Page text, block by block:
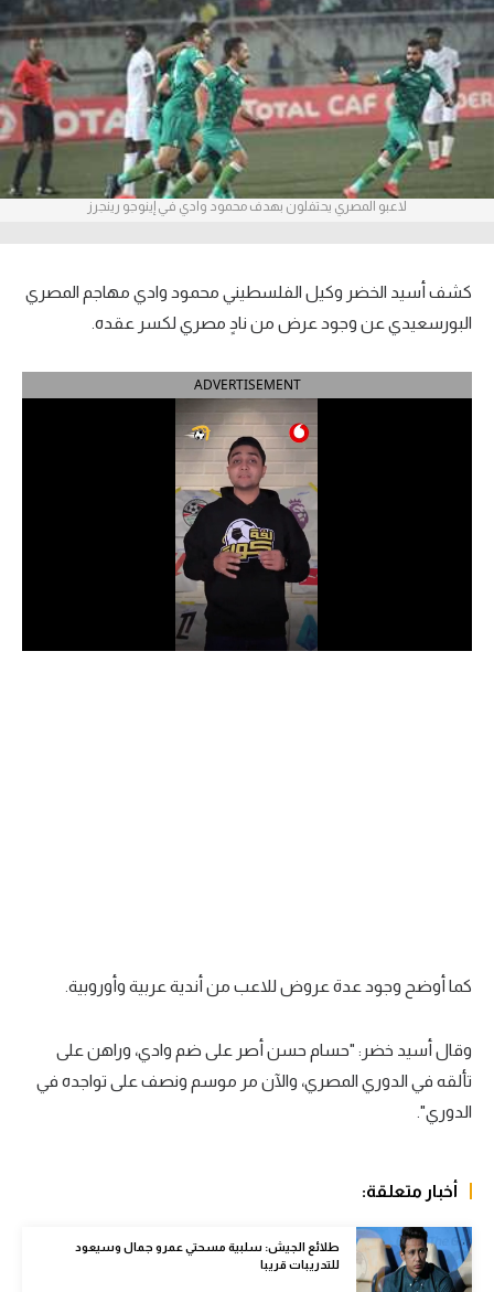
آراء حرة
ركن الألعاب
بطولات
أمريكا 2026
الدوري الإنجليزي الممتاز
الدوري الإسباني
الدوري السعودي للمحترفين
منتخب مصر
الدوري الإنجليزي
الدوري الإسباني
القسم الثاني
رياضات أخرى
أمم إفريقيا
لاعبو المصري يحتفلون بهدف محمود وادي في إينوجو رينجرز
كشف أسيد الخضر وكيل الفلسطيني محمود وادي مهاجم المصري
البورسعيدي عن وجود عرض من نادٍ مصري لكسر عقده.
ADVERTISEMENT
كما أوضح وجود عدة عروض للاعب من أندية عربية وأوروبية.
وقال أسيد خضر: "حسام حسن أصر على ضم وادي، وراهن على
تألقه في الدوري المصري، والآن مر موسم ونصف على تواجده في
الدوري".
أخبار متعلقة:
طلائع الجيش: سلبية مسحتي عمرو جمال وسيعود
للتدريبات قريبا